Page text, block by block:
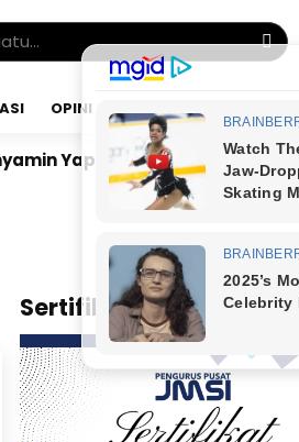
OPINI
di Kairo: Tak Mampu Kelola
Sertifikat JMSI